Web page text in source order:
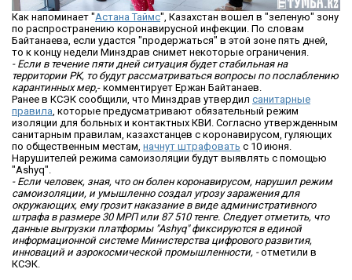
Как напоминает "Астана Таймс", Казахстан вошел в "зеленую" зону
по распространению коронавирусной инфекции. По словам
Байтанаева, если удастся "продержаться" в этой зоне пять дней,
то к концу недели Минздрав снимет некоторые ограничения.
- Если в течение пяти дней ситуация будет стабильная на
территории РК, то будут рассматриваться вопросы по послаблению
карантинных мер,- комментирует Ержан Байтанаев.
Ранее в КСЭК сообщили, что Минздрав утвердил санитарные
правила , которые предусматривают обязательный режим
изоляции для больных и контактных КВИ. Согласно утвержденным
санитарным правилам, казахстанцев с коронавирусом, гуляющих
по общественным местам, начнут штрафовать с 10 июня.
Нарушителей режима самоизоляции будут выявлять с помощью
"Ashyq".
- Если человек, зная, что он болен коронавирусом, нарушил режим
самоизоляции, и умышленно создал угрозу заражения для
окружающих, ему грозит наказание в виде административного
штрафа в размере 30 МРП или 87 510 тенге. Следует отметить, что
данные выгрузки платформы "Ashyq" фиксируются в единой
информационной системе Министерства цифрового развития,
инноваций и аэрокосмической промышленности, -отметили в
КСЭК.